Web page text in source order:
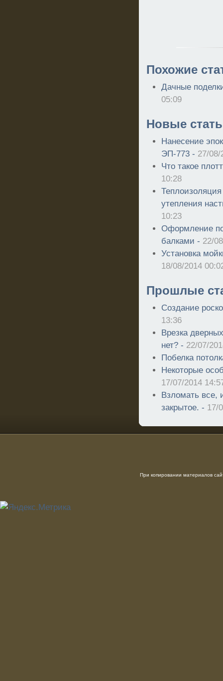
Похожие
Дачные
05:09
Новые
Нанесение
ЭП-773 - 27/08/
Что такое
10:28
утепления
10:23
Оформление
балками - 22/
Установка
18/08/2014
Прошлые
Создание
13:36
Врезка
нет? - 22/07/
Побелка
Некоторые
17/07/2014
Взломать все,
закрытое. - 17/
При копировании материалов